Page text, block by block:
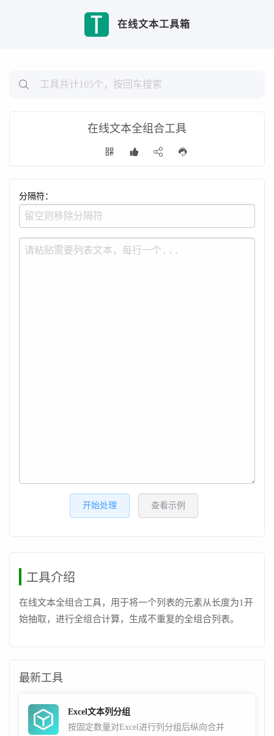
在线文本工具箱
在线文本全组合工具
分隔符：
开始处理 查看示例
工具介绍
在线文本全组合工具，用于将一个列表的元素从长度为1开
始抽取，进行全组合计算，生成不重复的全组合列表。
最新工具
Excel文本列分组
按固定数量对Excel进行列分组后纵向合并